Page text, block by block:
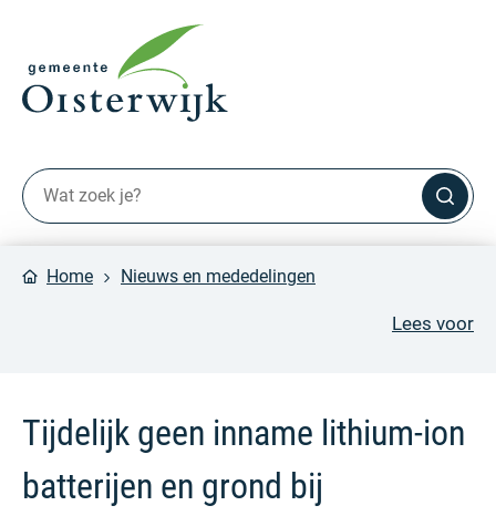
Home Nieuws en mededelingen
Lees voor
Tijdelijk geen inname lithium-ion
batterijen en grond bij